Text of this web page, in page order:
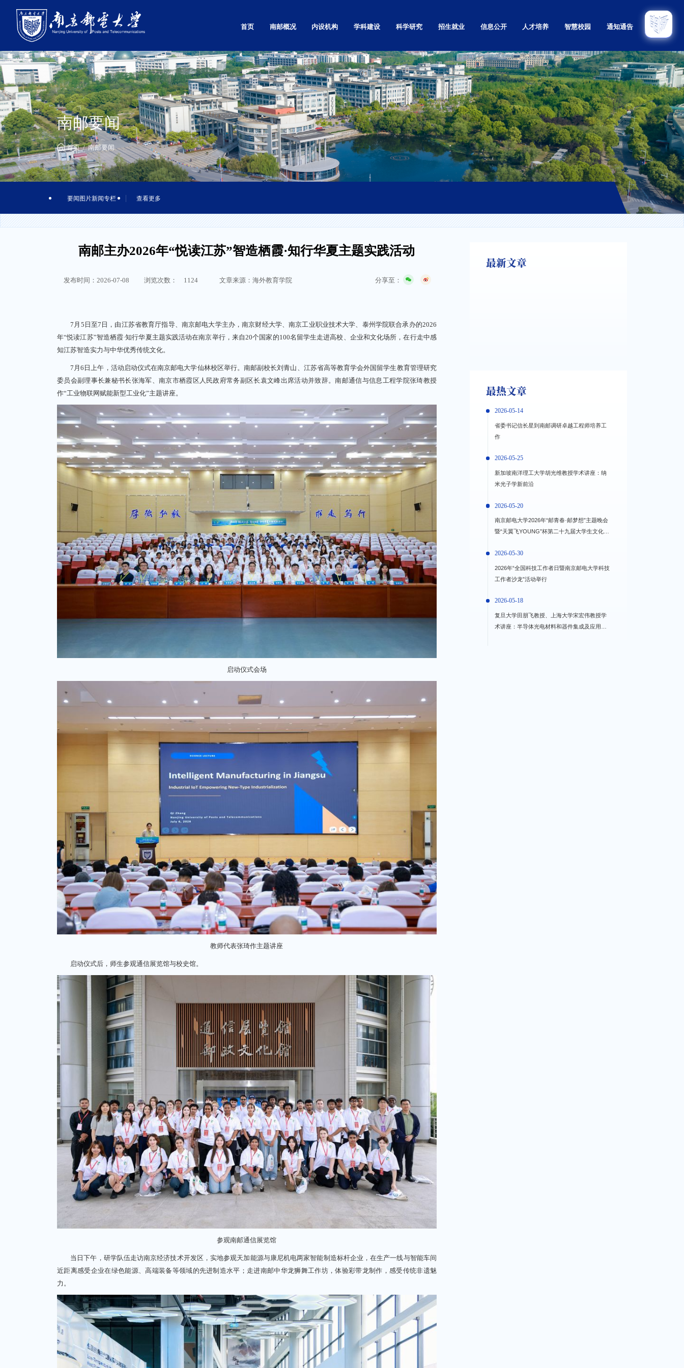
首页 南邮概况
学校章程
南邮精神
校标校训
南邮校史
南邮校歌
现任领导
视频展播
校园实景漫游
校园景色
校区地图
内设机构
教学机构
基层党的组织
科研机构
直属单位和其他
独立学院
学科建设 科学研究
社会科学研究
高等教育研究
科技基础条件平台
学术刊物
招生就业
研究生招生
留学生招生
继续教育招生
就业信息网
信息公开 人才培养
研究生
留学生
继续教育
实验教学示范中心
教学质量监控与评估
智慧校园 通知通告
南邮要闻
首页 南邮要闻
要闻图片新闻专栏 查看更多
南邮主办2026年“悦读江苏”智造栖霞·知行华夏主题实践活动
发布时间：2026-07-08 浏览次数： 1124 文章来源：海外教育学院 分享至：
7月5日至7日，由江苏省教育厅指导、南京邮电大学主办，南京财经大学、南京工业职业技术大学、泰州学院联合承办的2026
年“悦读江苏”智造栖霞·知行华夏主题实践活动在南京举行，来自20个国家的100名留学生走进高校、企业和文化场所，在行走中感
知江苏智造实力与中华优秀传统文化。
7月6日上午，活动启动仪式在南京邮电大学仙林校区举行。南邮副校长刘青山、江苏省高等教育学会外国留学生教育管理研究
委员会副理事长兼秘书长张海军、南京市栖霞区人民政府常务副区长袁文峰出席活动并致辞。南邮通信与信息工程学院张琦教授
作“工业物联网赋能新型工业化”主题讲座。
启动仪式会场
教师代表张琦作主题讲座
启动仪式后，师生参观通信展览馆与校史馆。
参观南邮通信展览馆
当日下午，研学队伍走访南京经济技术开发区，实地参观天加能源与康尼机电两家智能制造标杆企业，在生产一线与智能车间
近距离感受企业在绿色能源、高端装备等领域的先进制造水平；走进南邮中华龙狮舞工作坊，体验彩带龙制作，感受传统非遗魅
力。
最新文章
最热文章